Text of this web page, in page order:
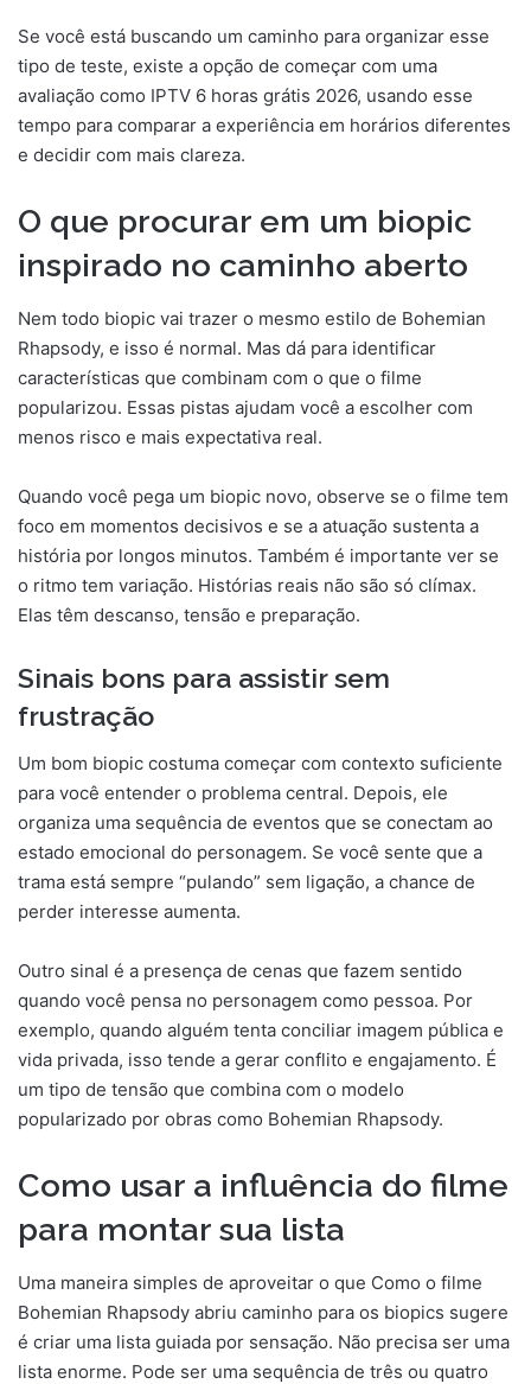
Se você está buscando um caminho para organizar esse
tipo de teste, existe a opção de começar com uma
avaliação como IPTV 6 horas grátis 2026, usando esse
tempo para comparar a experiência em horários diferentes
e decidir com mais clareza.
O que procurar em um biopic
inspirado no caminho aberto
Nem todo biopic vai trazer o mesmo estilo de Bohemian
Rhapsody, e isso é normal. Mas dá para identificar
características que combinam com o que o filme
popularizou. Essas pistas ajudam você a escolher com
menos risco e mais expectativa real.
Quando você pega um biopic novo, observe se o filme tem
foco em momentos decisivos e se a atuação sustenta a
história por longos minutos. Também é importante ver se
o ritmo tem variação. Histórias reais não são só clímax.
Elas têm descanso, tensão e preparação.
Sinais bons para assistir sem
frustração
Um bom biopic costuma começar com contexto suficiente
para você entender o problema central. Depois, ele
organiza uma sequência de eventos que se conectam ao
estado emocional do personagem. Se você sente que a
trama está sempre “pulando” sem ligação, a chance de
perder interesse aumenta.
Outro sinal é a presença de cenas que fazem sentido
quando você pensa no personagem como pessoa. Por
exemplo, quando alguém tenta conciliar imagem pública e
vida privada, isso tende a gerar conflito e engajamento. É
um tipo de tensão que combina com o modelo
popularizado por obras como Bohemian Rhapsody.
Como usar a influência do filme
para montar sua lista
Uma maneira simples de aproveitar o que Como o filme
Bohemian Rhapsody abriu caminho para os biopics sugere
é criar uma lista guiada por sensação. Não precisa ser uma
lista enorme. Pode ser uma sequência de três ou quatro